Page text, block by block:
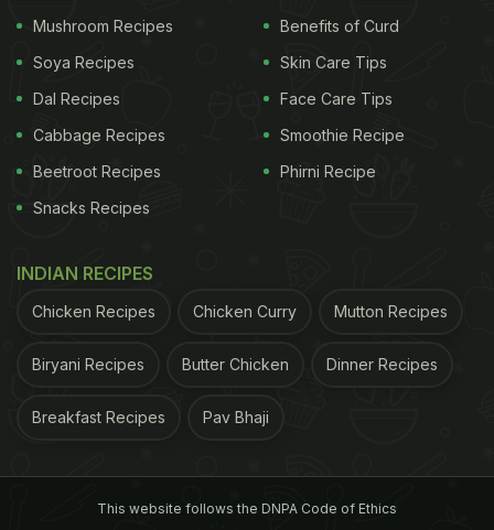
Mushroom Recipes
Soya Recipes
Dal Recipes
Cabbage Recipes
Beetroot Recipes
Snacks Recipes
Benefits of Curd
Skin Care Tips
Face Care Tips
Smoothie Recipe
Phirni Recipe
INDIAN RECIPES
Chicken Recipes Chicken Curry Mutton Recipes
Biryani Recipes Butter Chicken Dinner Recipes
Breakfast Recipes Pav Bhaji
This website follows the DNPA Code of Ethics